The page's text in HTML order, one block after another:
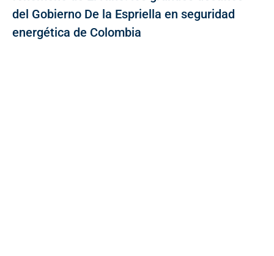
del Gobierno De la Espriella en seguridad
energética de Colombia